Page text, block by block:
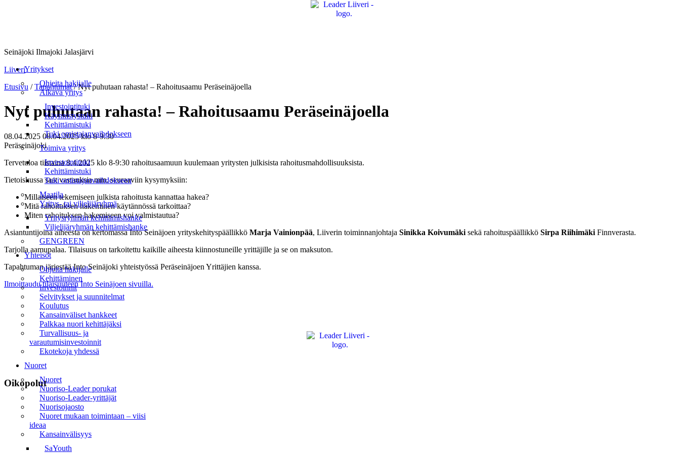
Liiveri
Seinäjoki Ilmajoki Jalasjärvi
ValikkoYritykset
Ohjeita hakijalle
Alkava yritys
Investointituki
Käynnistystuki
Kehittämistuki
Tuki omistajanvaihdokseen
Toimiva yritys
Investointituki
Kehittämistuki
Tuki omistajanvaihdokseen
Maatila
Yritys- tai viljelijäryhmä
Yritysryhmän kehittämishanke
Viljelijäryhmän kehittämishanke
GENGREEN
Yhteisöt
Ohjeita hakijalle
Kehittäminen
Investoinnit
Selvitykset ja suunnitelmat
Koulutus
Kansainväliset hankkeet
Palkkaa nuori kehittäjäksi
Turvallisuus- ja
varautumisinvestoinnit
Ekotekoja yhdessä
Nuoret
Nuoret
Nuoriso-Leader porukat
Nuoriso-Leader-yrittäjät
Nuorisojaosto
Nuoret mukaan toimintaan – viisi
ideaa
Kansainvälisyys
SaYouth
Etusivu /Tapahtumat/Nyt puhutaan rahasta! – Rahoitusaamu Peräseinäjoella
Nyt puhutaan rahasta! – Rahoitusaamu Peräseinäjoella
08.04.2025 08.04.2025 klo 8-9.30
Peräseinäjoki
Tervetuloa tiistaina 8.4.2025 klo 8-9:30 rahoitusaamuun kuulemaan yritysten julkisista rahoitusmahdollisuuksista.
Tietoiskussa saat vastauksia mm. seuraaviin kysymyksiin:
Millaiseen tekemiseen julkista rahoitusta kannattaa hakea?
Mitä rahoituksen hakeminen käytännössä tarkoittaa?
Miten rahoituksen hakemiseen voi valmistautua?
Asiantuntijoina aiheesta on kertomassa Into Seinäjoen yrityskehityspäällikkö Marja Vainionpää, Liiverin toiminnanjohtaja Sinikka Koivumäki sekä rahoituspäällikkö Sirpa Riihimäki Finnverasta.
Tarjolla aamupalaa. Tilaisuus on tarkoitettu kaikille aiheesta kiinnostuneille yrittäjille ja se on maksuton.
Tapahtuman järjestää Into Seinäjoki yhteistyössä Peräseinäjoen Yrittäjien kanssa.
Ilmoittaudu tilaisuuteen Into Seinäjoen sivuilla.
Oikopolut